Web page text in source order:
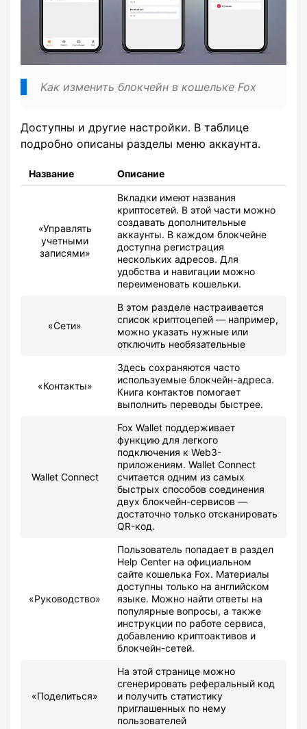
Как изменить блокчейн в кошельке Fox
Доступны и другие настройки. В таблице
подробно описаны разделы меню аккаунта.
Название Описание
«Управлять
учетными
записями»
Вкладки имеют названия
криптосетей. В этой части можно
создавать дополнительные
аккаунты. В каждом блокчейне
доступна регистрация
нескольких адресов. Для
удобства и навигации можно
переименовать кошельки.
«Сети»
В этом разделе настраивается
список криптоцепей — например,
можно указать нужные или
отключить необязательные
«Контакты»
Здесь сохраняются часто
используемые блокчейн-адреса.
Книга контактов помогает
выполнить переводы быстрее.
Wallet Connect
Fox Wallet поддерживает
функцию для легкого
подключения к Web3-
приложениям. Wallet Connect
считается одним из самых
быстрых способов соединения
двух блокчейн-сервисов —
достаточно только отсканировать
QR-код.
«Руководство»
Пользователь попадает в раздел
Help Center на официальном
сайте кошелька Fox. Материалы
доступны только на английском
языке. Можно найти ответы на
популярные вопросы, а также
инструкции по работе сервиса,
добавлению криптоактивов и
блокчейн-сетей.
«Поделиться»
На этой странице можно
сгенерировать реферальный код
и получить статистику
приглашенных по нему
пользователей